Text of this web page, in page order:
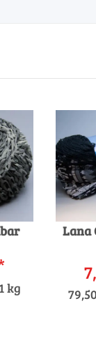
kg
Lana